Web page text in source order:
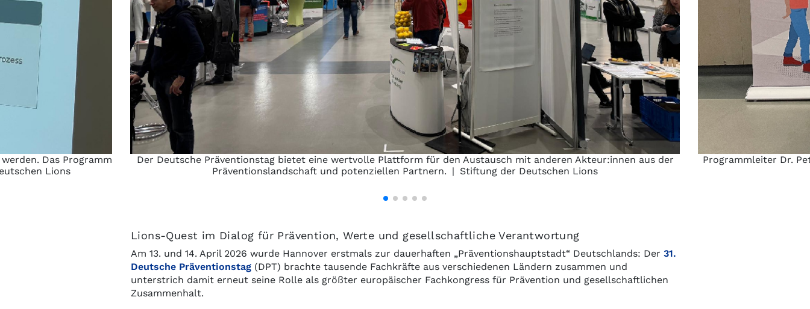
Das Programm
Lions
Der Deutsche Präventionstag bietet eine wertvolle Plattform für den Austausch mit anderen Akteur:innen aus der
Präventionslandschaft und potenziellen Partnern. | Stiftung der Deutschen Lions
Programmleiter Dr.
Lions-Quest im Dialog für Prävention, Werte und gesellschaftliche Verantwortung
Am 13. und 14. April 2026 wurde Hannover erstmals zur dauerhaften „Präventionshauptstadt“ Deutschlands: Der 31.
Deutsche Präventionstag (DPT) brachte tausende Fachkräfte aus verschiedenen Ländern zusammen und
unterstrich damit erneut seine Rolle als größter europäischer Fachkongress für Prävention und gesellschaftlichen
Zusammenhalt.